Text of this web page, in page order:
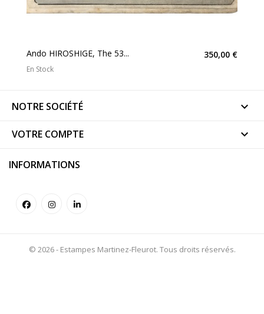
Ando HIROSHIGE, The 53... 350,00 €
En Stock
NOTRE SOCIÉTÉ 
VOTRE COMPTE 
INFORMATIONS
© 2026 - Estampes Martinez-Fleurot. Tous droits réservés.